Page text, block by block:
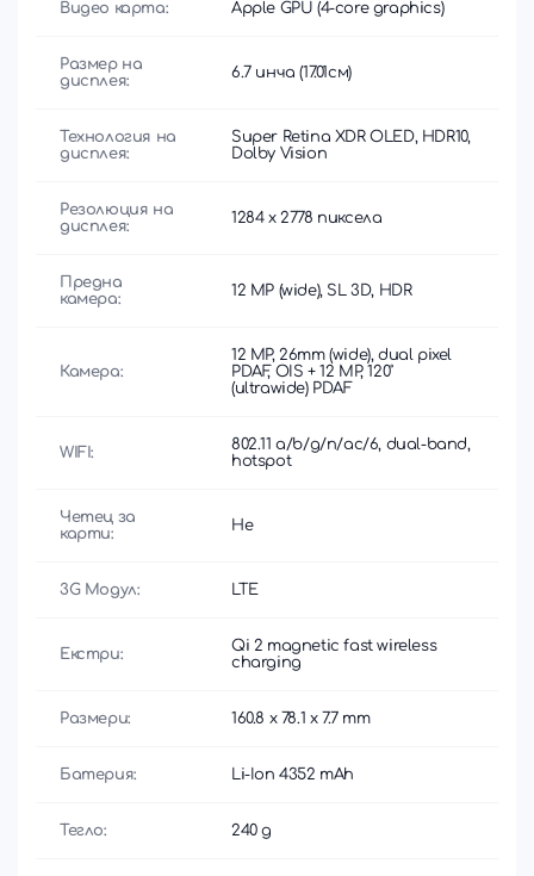
Видео карта: Apple GPU (4-core graphics)
Размер на
дисплея:
6.7 инча (17.01см)
Технология на
дисплея:
Super Retina XDR OLED, HDR10,
Dolby Vision
Резолюция на
дисплея:
1284 x 2778 пиксела
Предна
камера:
12 MP (wide), SL 3D, HDR
Камера:
12 MP, 26mm (wide), dual pixel
PDAF, OIS + 12 MP, 120˚
(ultrawide) PDAF
WIFI:
802.11 a/b/g/n/ac/6, dual-band,
hotspot
Четец за
карти:
Не
3G Модул: LTE
Екстри:
Qi 2 magnetic fast wireless
charging
Размери: 160.8 x 78.1 x 7.7 mm
Батерия: Li-Ion 4352 mAh
Тегло: 240 g